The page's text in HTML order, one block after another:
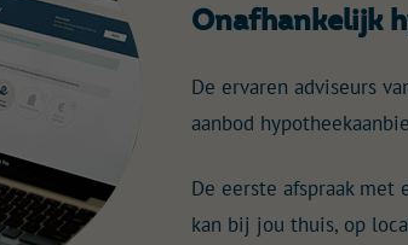
Onafhankelijk
De ervaren adviseurs
aanbod
De eerste afspraak
kan bij jou thuis, op